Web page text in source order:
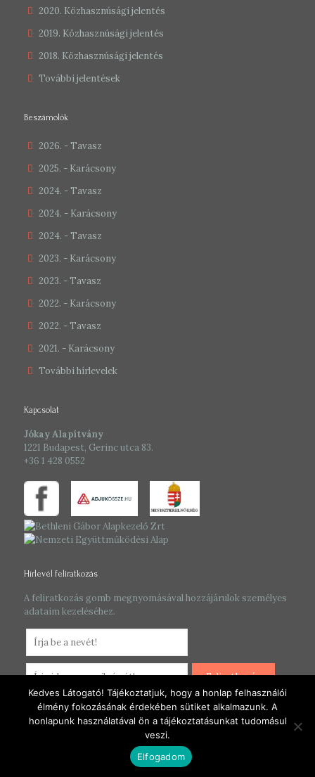
2020. Közhasznúsági jelentés
2019. Közhasznúsági jelentés
2018. Közhasznúsági jelentés
További jelentések
Beszámolók
2026. - Tavasz
2025. - Karácsony
2024. - Tavasz
2024. - Karácsony
2024. - Tavasz
2023. - Karácsony
2023. - Tavasz
2022. - Karácsony
2022. - Tavasz
2021. - Karácsony
További hírlevelek
Kapcsolat
Jókay Alapítvány
1221 Budapest, Gerinc utca 83.
+36 1 428 0552
Hírlevél feliratkozás
A feliratkozás gomb megnyomásával hozzájárulok személyes
adataim kezeléséhez.
© 2026 Jókay Alapítvány. All Rights Reserved.
Kedves Látogató! Tájékoztatjuk, hogy a honlap felhasználói
élmény fokozásának érdekében sütiket alkalmazunk. A
honlapunk használatával ön a tájékoztatásunkat tudomásul
veszi.
Elfogadom